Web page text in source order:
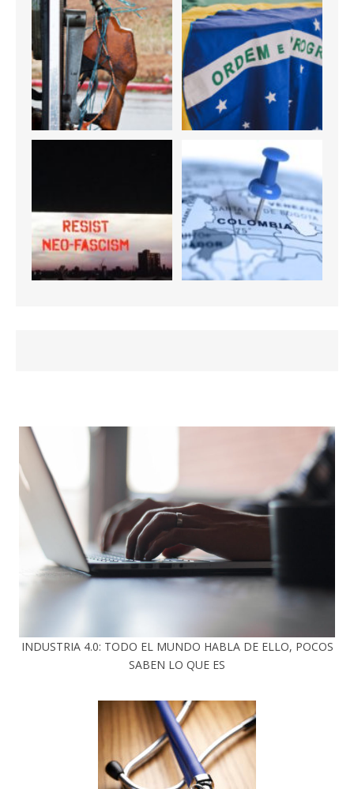
INDUSTRIA 4.0: TODO EL MUNDO HABLA DE ELLO, POCOS
SABEN LO QUE ES